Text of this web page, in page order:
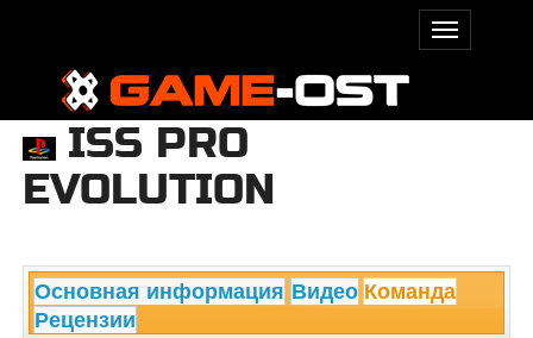
ISS PRO
EVOLUTION
Основная информация Видео Команда
Рецензии